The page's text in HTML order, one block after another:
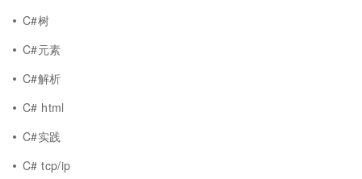
C#树
C#元素
C#解析
C# html
C#实践
C# tcp/ip